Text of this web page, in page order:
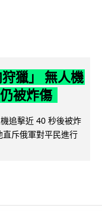
獵」 無人機
被炸傷
追擊近 40 秒後被炸
斥俄軍對平民進行